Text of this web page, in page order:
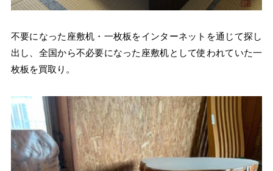
不要になった座敷机・一枚板をインターネットを通じて探し
出し、全国から不必要になった座敷机として使われていた一
枚板を買取り。